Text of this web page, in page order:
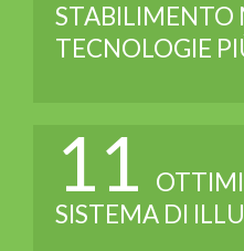
STABILIMENTO
TECNOLOGIE
11
SISTEMA DI